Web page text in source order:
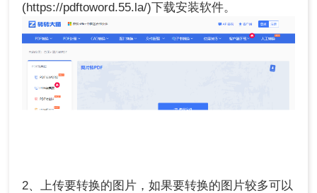
(https://pdftoword.55.la/)下载安装软件。
2、上传要转换的图片，如果要转换的图片较多可以